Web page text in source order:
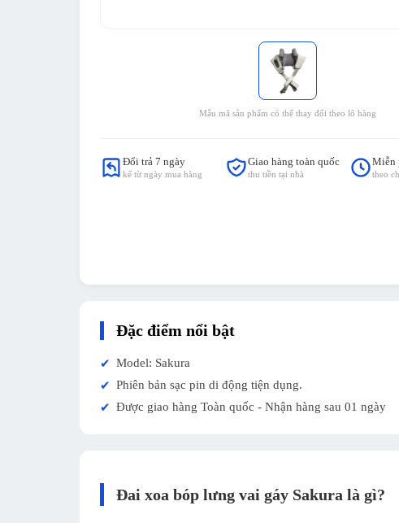
Mẫu mã sản phẩm có thể thay đổi theo lô hàng
Đổi trả 7 ngày
kể từ ngày mua hàng
Giao hàng toàn quốc
thu tiền tại nhà
Miễn
theo
Đặc điểm nổi bật
✔ Model: Sakura
✔ Phiên bản sạc pin di động tiện dụng.
✔ Được giao hàng Toàn quốc - Nhận hàng sau 01 ngày
Đai xoa bóp lưng vai gáy Sakura là gì?